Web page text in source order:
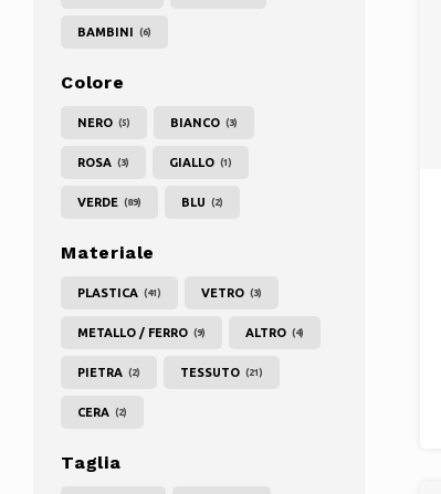
BAMBINI (6)
Colore
NERO (5) BIANCO (3)
ROSA (3) GIALLO (1)
VERDE (89) BLU (2)
Materiale
PLASTICA (41) VETRO (3)
METALLO / FERRO (9) ALTRO (4)
PIETRA (2) TESSUTO (21)
CERA (2)
Taglia